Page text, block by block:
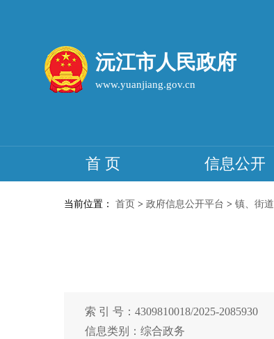
沅江市人民政府
首 页 信息公开
当前位置： 首页 > 政府信息公开平台 > 镇、街道
索 引 号：4309810018/2025-2085930
信息类别：综合政务